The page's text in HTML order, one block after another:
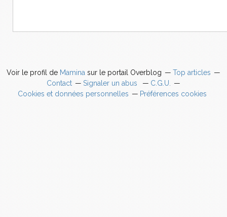
Voir le profil de Mamina sur le portail Overblog
Top articles
Contact
Signaler un abus
C.G.U.
Cookies et données personnelles
Préférences cookies